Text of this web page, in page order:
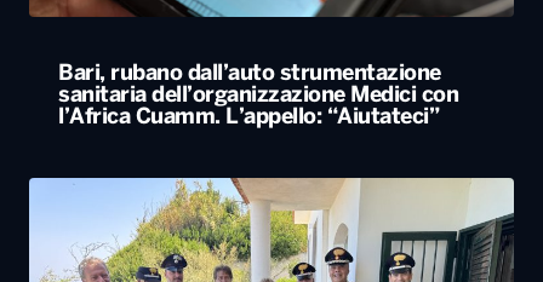
Bari, rubano dall’auto strumentazione
sanitaria dell’organizzazione Medici con
l’Africa Cuamm. L’appello: “Aiutateci”